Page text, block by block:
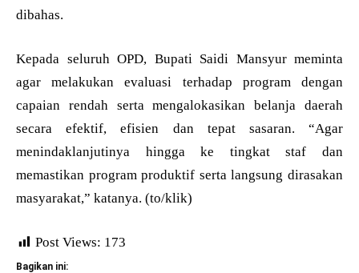
dibahas.
Kepada seluruh OPD, Bupati Saidi Mansyur meminta
agar melakukan evaluasi terhadap program dengan
capaian rendah serta mengalokasikan belanja daerah
secara efektif, efisien dan tepat sasaran. “Agar
menindaklanjutinya hingga ke tingkat staf dan
memastikan program produktif serta langsung dirasakan
masyarakat,” katanya. (to/klik)
Post Views: 173
Bagikan ini: